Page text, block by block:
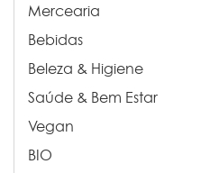
Mercearia
Bebidas
Beleza & Higiene
Saúde & Bem Estar
Vegan
BIO